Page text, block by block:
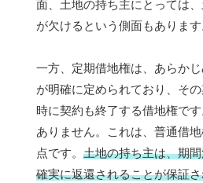
面、土地の持ち主にとっては
が欠けるという側面もあります
一方、定期借地権は、あらか
が明確に定められており、そ
時に契約も終了する借地権で
ありません。これは、普通借
点です。 土地の持ち主は、期
確実に返還されることが保証